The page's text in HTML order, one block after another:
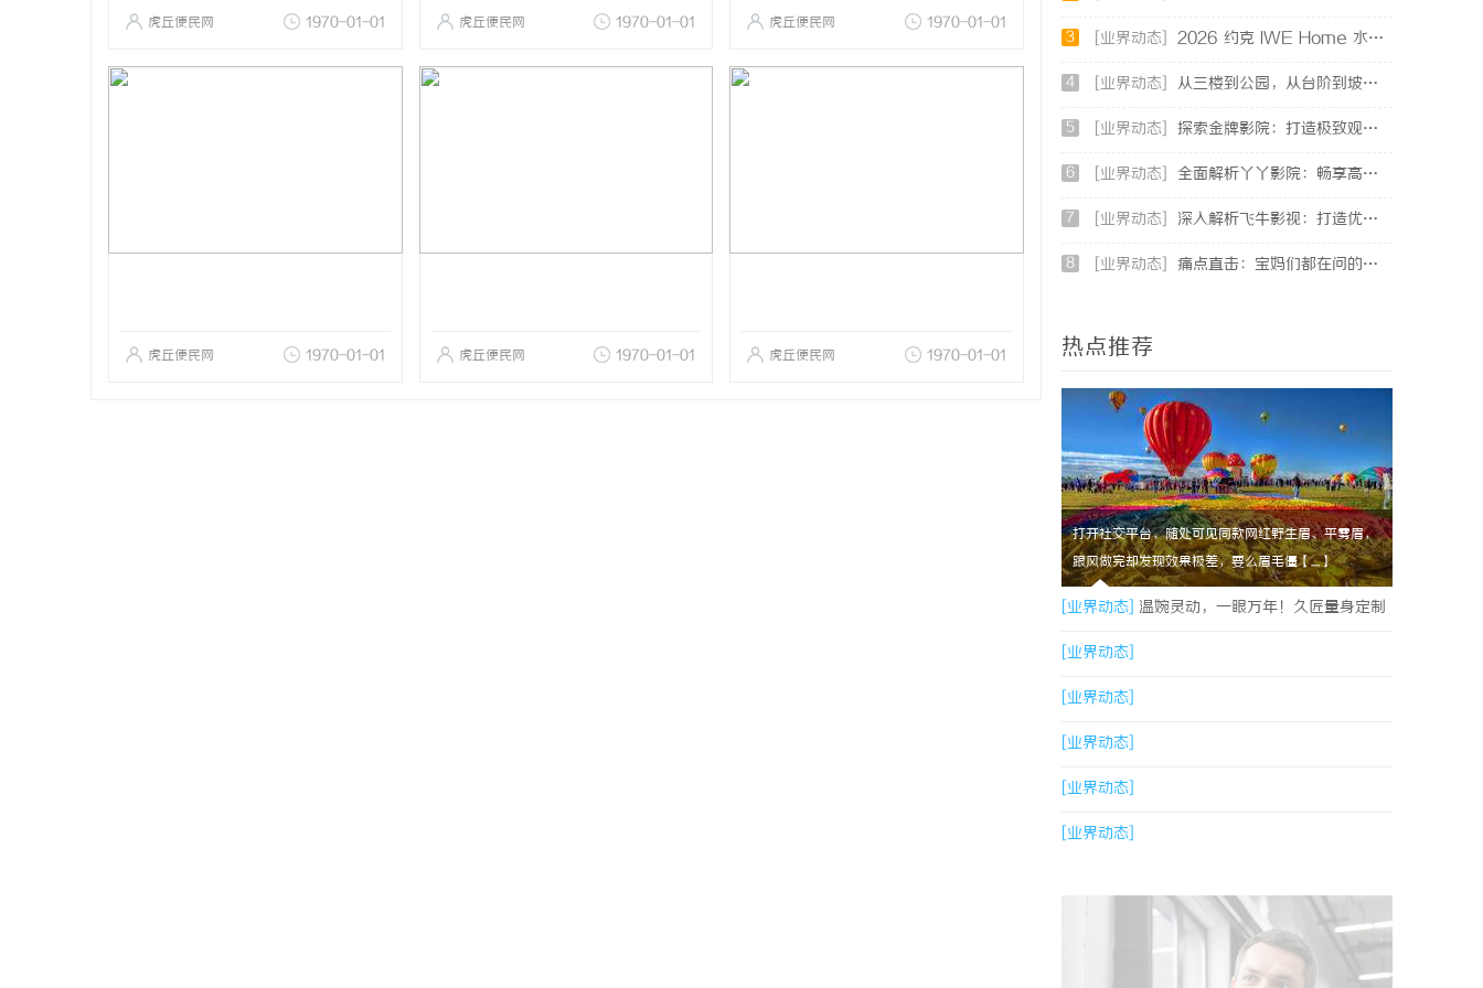
虎丘便民网 1970-01-01 虎丘便民网 1970-01-01 虎丘便民网 1970-01-01
虎丘便民网 1970-01-01 虎丘便民网 1970-01-01 虎丘便民网 1970-01-01
3 [业界动态] 2026 约克 IWE Home 水生态中央空调全系列产品型号及核心参数汇总
4 [业界动态] 从三楼到公园，从台阶到坡道，一部高续航电动轮椅如何改变生活
5 [业界动态] 探索金牌影院：打造极致观影体验的现代影院典范
6 [业界动态] 全面解析丫丫影院：畅享高清影视盛宴的最佳选择
7 [业界动态] 深入解析飞牛影视：打造优质影视体验的先锋平台
8 [业界动态] 痛点直击：宝妈们都在问的“绿色环保母婴纸巾”到底怎么选？
热点推荐
打开社交平台，随处可见同款网红野生眉、平雾眉，
跟风做完却发现效果极差，要么眉毛僵【....】
[业界动态] 温婉灵动，一眼万年！久匠量身定制
的眉眼唇，才是你整张脸的点睛之笔！淡颜系女
生的气质加分项
[业界动态]
[业界动态]
[业界动态]
[业界动态]
[业界动态]